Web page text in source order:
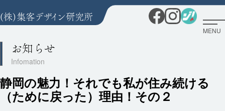
MENU
お知らせ
静岡の魅力！それでも私が住み続ける
（ために戻った）理由！その２